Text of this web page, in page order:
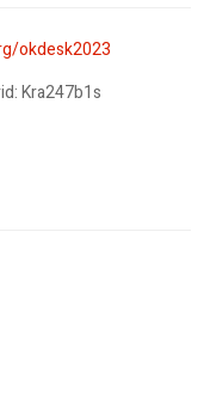
okdesk2023
Kra247b1s